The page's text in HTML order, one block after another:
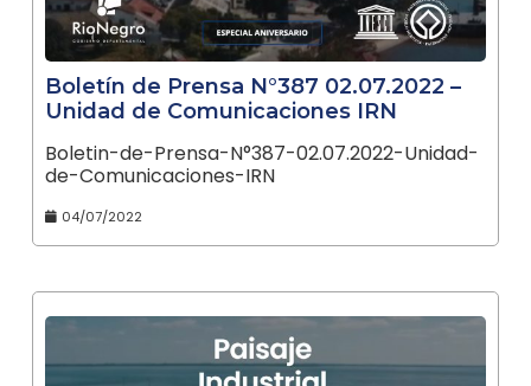
Boletín de Prensa N°387 02.07.2022 –
Unidad de Comunicaciones IRN
Boletin-de-Prensa-N°387-02.07.2022-Unidad-
de-Comunicaciones-IRN
04/07/2022